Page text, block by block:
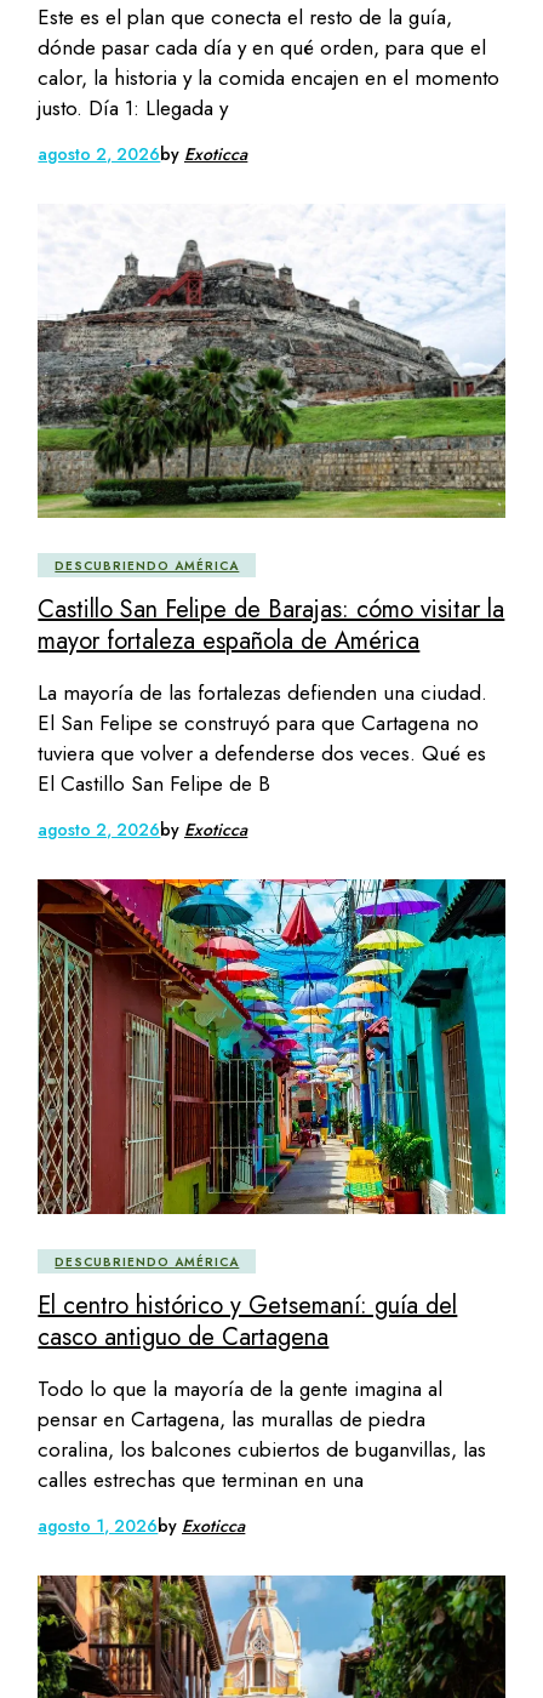
Este es el plan que conecta el resto de la guía,
dónde pasar cada día y en qué orden, para que el
calor, la historia y la comida encajen en el momento
justo. Día 1: Llegada y
agosto 2, 2026by Exoticca
DESCUBRIENDO AMÉRICA
Castillo San Felipe de Barajas: cómo visitar la
mayor fortaleza española de América
La mayoría de las fortalezas defienden una ciudad.
El San Felipe se construyó para que Cartagena no
tuviera que volver a defenderse dos veces. Qué es
El Castillo San Felipe de B
agosto 2, 2026by Exoticca
DESCUBRIENDO AMÉRICA
El centro histórico y Getsemaní: guía del
casco antiguo de Cartagena
Todo lo que la mayoría de la gente imagina al
pensar en Cartagena, las murallas de piedra
coralina, los balcones cubiertos de buganvillas, las
calles estrechas que terminan en una
agosto 1, 2026by Exoticca